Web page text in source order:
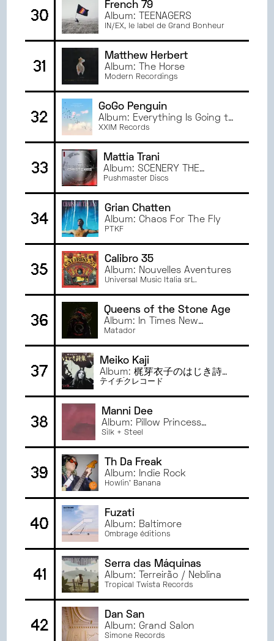
30
French 79
Album: TEENAGERS
IN/EX, le label de Grand Bonheur
31
Matthew Herbert
Album: The Horse
Modern Recordings
32
GoGo Penguin
Album: Everything Is Going to
Be OK
XXIM Records
33
Mattia Trani
Album: SCENERY THE
REMIXES
Pushmaster Discs
34
Grian Chatten
Album: Chaos For The Fly
PTKF
35
Calibro 35
Album: Nouvelles Aventures
Universal Music Italia srL.
36
Queens of the Stone Age
Album: In Times New
Roman...
Matador
37
Meiko Kaji
Album: 梶芽衣子のはじき詩集
(うた)
テイチクレコード
38
Manni Dee
Album: Pillow Princess
Remixes II
Silk + Steel
39
Th Da Freak
Album: Indie Rock
Howlin' Banana
40
Fuzati
Album: Baltimore
Ombrage éditions
41
Serra das Máquinas
Album: Terreirão / Neblina
Tropical Twista Records
42
Dan San
Album: Grand Salon
Simone Records